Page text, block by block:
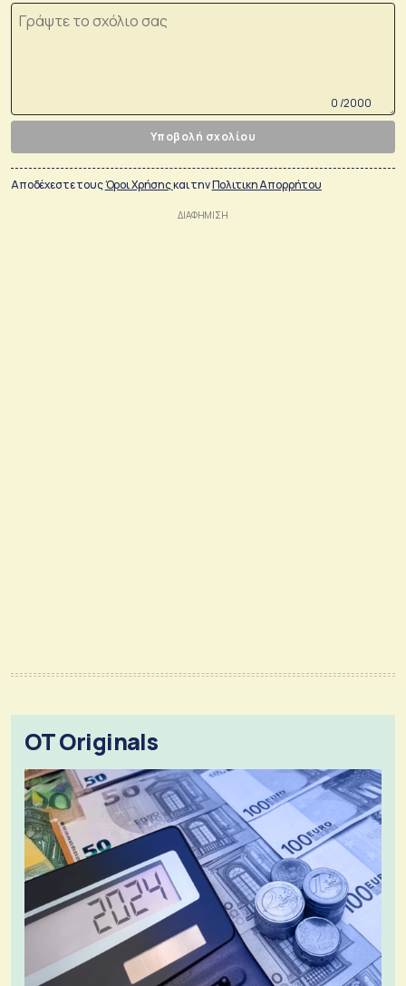
0 /2000
Υποβολή σχολίου
Αποδέχεστε τουςΌροι Χρήσηςκαι τηνΠολιτικη Απορρήτου
OT Originals